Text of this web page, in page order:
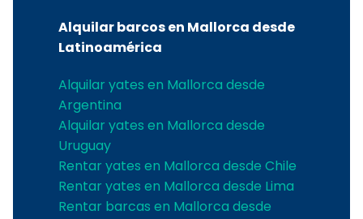
Alquilar barcos en Mallorca desde
Latinoamérica
Alquilar yates en Mallorca desde
Argentina
Alquilar yates en Mallorca desde
Uruguay
Rentar yates en Mallorca desde Chile
Rentar yates en Mallorca desde Lima
Rentar barcas en Mallorca desde